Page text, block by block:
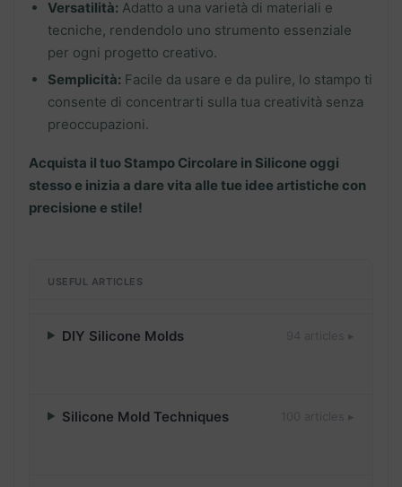
Versatilità: Adatto a una varietà di materiali e
tecniche, rendendolo uno strumento essenziale
per ogni progetto creativo.
Semplicità: Facile da usare e da pulire, lo stampo ti
consente di concentrarti sulla tua creatività senza
preoccupazioni.
Acquista il tuo Stampo Circolare in Silicone oggi
stesso e inizia a dare vita alle tue idee artistiche con
precisione e stile!
USEFUL ARTICLES
DIY Silicone Molds
Silicone Mold Techniques